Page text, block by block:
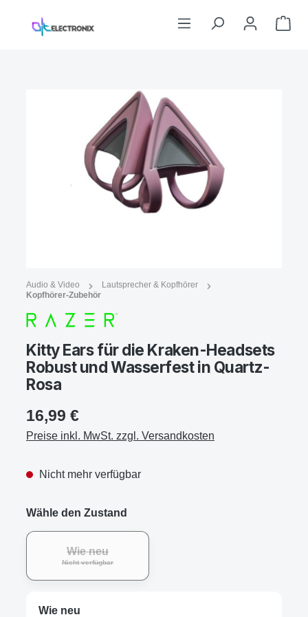
Zum Hauptinhalt springen
Bildergalerie überspringen
Audio & Video
Lautsprecher & Kopfhörer
Kopfhörer-Zubehör
Kitty Ears für die Kraken-Headsets
Robust und Wasserfest in Quartz-
Rosa
16,99 €
Preise inkl. MwSt. zzgl. Versandkosten
Nicht mehr verfügbar
Wähle den Zustand
Wie neu
Nicht verfügbar
Wie neu